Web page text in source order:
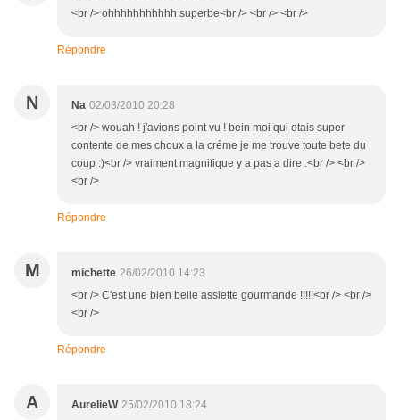
<br /> ohhhhhhhhhhh superbe<br /> <br /> <br />
Répondre
N Na 02/03/2010 20:28
<br /> wouah ! j'avions point vu ! bein moi qui etais super
contente de mes choux a la créme je me trouve toute bete du
coup :)<br /> vraiment magnifique y a pas a dire .<br /> <br />
<br />
Répondre
M michette 26/02/2010 14:23
<br /> C'est une bien belle assiette gourmande !!!!!<br /> <br />
<br />
Répondre
A AurelieW 25/02/2010 18:24